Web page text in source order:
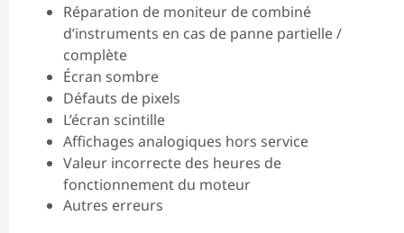
Réparation de moniteur de combiné
d’instruments en cas de panne partielle /
complète
Écran sombre
Défauts de pixels
L’écran scintille
Affichages analogiques hors service
Valeur incorrecte des heures de
fonctionnement du moteur
Autres erreurs